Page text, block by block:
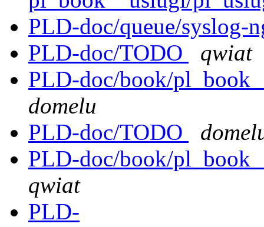
PLD-doc/queue/syslog-
PLD-doc/TODO
qwiat
PLD-doc/book/
domelu
PLD-doc/TODO
PLD-doc/book/
qwiat
PLD-